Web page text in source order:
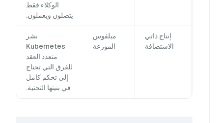
الوكلاء فقط
يتصلون ويعملون.
إنتاج ذاتي
الاستضافة
ميلفوس
الموزعة
نشر
Kubernetes
متعدد العقد
للفرق التي تحتاج
إلى تحكم كامل
في بنيتها التحتية.